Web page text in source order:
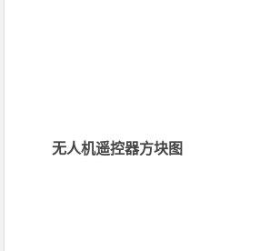
无人机遥控器方块图